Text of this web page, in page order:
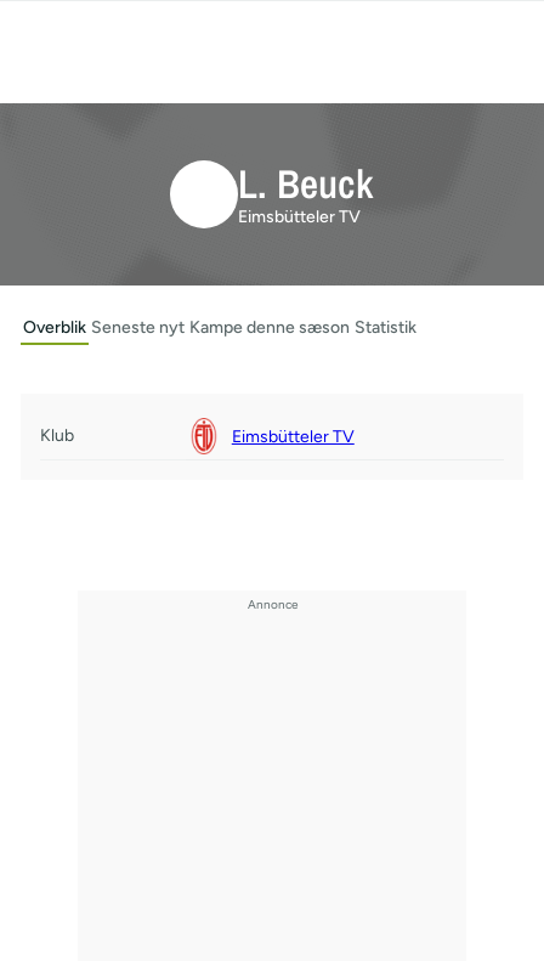
L. Beuck
Eimsbütteler TV
Overblik Seneste nyt Kampe denne sæson Statistik
Klub Eimsbütteler TV